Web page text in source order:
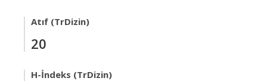
Atıf (TrDizin)
20
H-İndeks (TrDizin)